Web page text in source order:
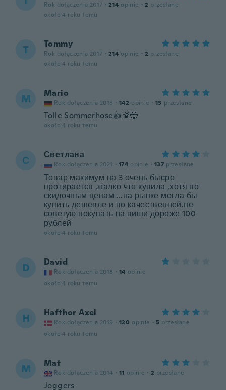
Rok dołączenia 2017 · 214 opinie · 2 przesłane
około 4 roku temu
T Tommy
Rok dołączenia 2017 · 214 opinie · 2 przesłane
około 4 roku temu
M Mario
Rok dołączenia 2018 · 142 opinie · 13 przesłane
Tolle Sommerhose👍💯😎
około 4 roku temu
С Светлана
Rok dołączenia 2021 · 174 opinie · 137 przesłane
Товар макимум на 3 очень бысро
протирается ,жалко что купила ,хотя по
скидочным ценам ...на рынке могла бы
купить дешевле и по качественней.не
советую покупать на виши дороже 100
рублей
około 4 roku temu
D David
Rok dołączenia 2018 · 14 opinie
około 4 roku temu
H Hafthor Axel
Rok dołączenia 2019 · 120 opinie · 5 przesłane
około 4 roku temu
M Mat
Rok dołączenia 2014 · 11 opinie · 2 przesłane
Joggers